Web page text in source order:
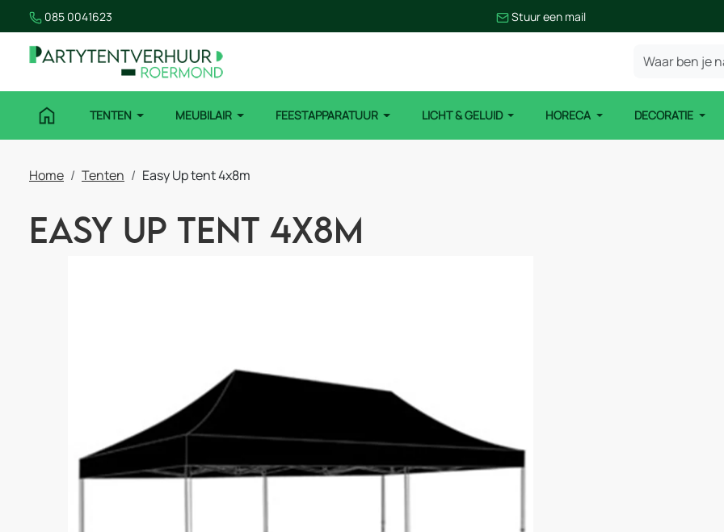
085 0041623 Stuur een mail
TENTEN MEUBILAIR FEESTAPPARATUUR LICHT & GELUID HORECA DECORATIE
Home Tenten Easy Up tent 4x8m
Easy Up tent 4x8m